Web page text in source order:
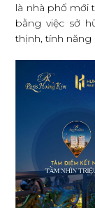
là nhà phố mới
bằng việc sở
thịnh, tính